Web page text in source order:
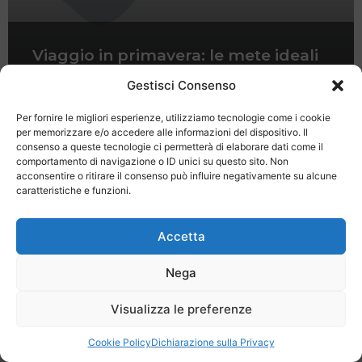
Gestisci Consenso
Per fornire le migliori esperienze, utilizziamo tecnologie come i cookie
per memorizzare e/o accedere alle informazioni del dispositivo. Il
consenso a queste tecnologie ci permetterà di elaborare dati come il
comportamento di navigazione o ID unici su questo sito. Non
acconsentire o ritirare il consenso può influire negativamente su alcune
caratteristiche e funzioni.
Accetta
Nega
Visualizza le preferenze
Cookie PolicyDichiarazione sulla Privacy
Viaggio in primavera: le mete ideali
Last Minute
Registrati Contatti
SPECIALE LAST MINUTE - SH WEB